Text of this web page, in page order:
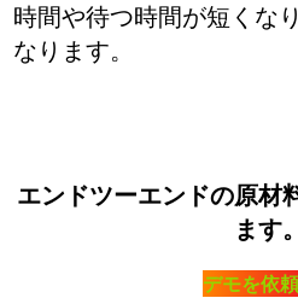
時間や待つ時間が短くな
なります。
エンドツーエンドの原材
ます。
デモを依